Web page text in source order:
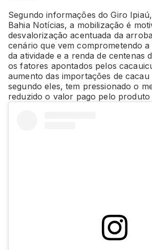
Segundo informações do Giro
Bahia Notícias, a mobilização é
desvalorização acentuada da
cenário que vem comprometendo a
da atividade e a renda de centenas
os fatores apontados pelos
aumento das importações de
segundo eles, tem pressionado o
reduzido o valor pago pelo produto